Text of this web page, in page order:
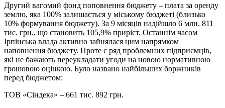
Другий вагомий фонд поповнення бюджету – плата за оренду
землю, яка 100% залишається у міському бюджеті (близько
10% формування бюджету). За 9 місяців надійшло 6 млн. 811
тис. грн., що становить 105,9% приріст. Останнім часом
Ірпінська влада активно зайнялася цим напрямком
наповнення бюджету. Проте є ряд проблемних підприємців,
які не бажають переукладати угоди на новою нормативною
грошовою оцінкою. Було названо найбільших боржників
перед бюджетом:
ТОВ «Сіндека» – 661 тис. 892 грн.